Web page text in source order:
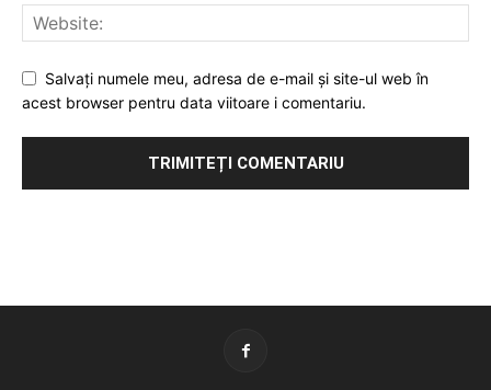
Salvați numele meu, adresa de e-mail și site-ul web în
acest browser pentru data viitoare i comentariu.